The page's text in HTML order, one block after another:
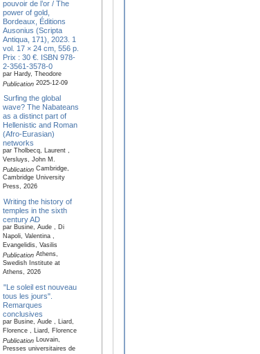
pouvoir de l’or / The
power of gold,
Bordeaux, Éditions
Ausonius (Scripta
Antiqua, 171), 2023. 1
vol. 17 × 24 cm, 556 p.
Prix : 30 €. ISBN 978-
2-3561-3578-0
par Hardy, Theodore
Publication2025-12-09
Surfing the global
wave? The Nabateans
as a distinct part of
Hellenistic and Roman
(Afro-Eurasian)
networks
par Tholbecq, Laurent ,
Versluys, John M.
PublicationCambridge,
Cambridge University
Press, 2026
Writing the history of
temples in the sixth
century AD
par Busine, Aude , Di
Napoli, Valentina ,
Evangelidis, Vasilis
PublicationAthens,
Swedish Institute at
Athens, 2026
"Le soleil est nouveau
tous les jours".
Remarques
conclusives
par Busine, Aude , Liard,
Florence , Liard, Florence
PublicationLouvain,
Presses universitaires de